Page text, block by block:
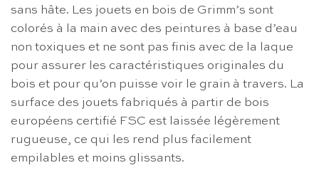
sans hâte. Les jouets en bois de Grimm’s sont
colorés à la main avec des peintures à base d’eau
non toxiques et ne sont pas finis avec de la laque
pour assurer les caractéristiques originales du
bois et pour qu’on puisse voir le grain à travers. La
surface des jouets fabriqués à partir de bois
européens certifié FSC est laissée légèrement
rugueuse, ce qui les rend plus facilement
empilables et moins glissants.